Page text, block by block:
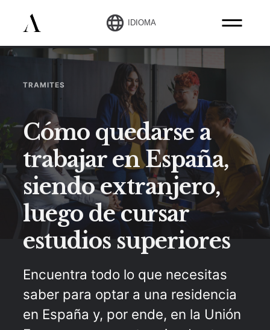
IDIOMA
TRAMITES
Cómo quedarse a
trabajar en España,
siendo extranjero,
luego de cursar
estudios superiores
Encuentra todo lo que necesitas
saber para optar a una residencia
en España y, por ende, en la Unión